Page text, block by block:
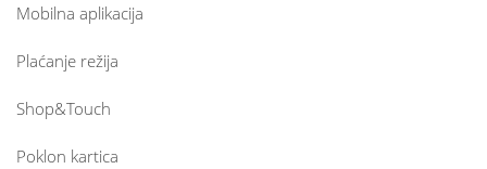
Mobilna aplikacija
Plaćanje režija
Shop&Touch
Poklon kartica